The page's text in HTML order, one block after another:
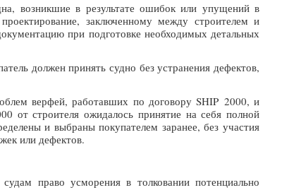
возникшие в результате ошибок или упущений в
заключенному между строителем и
при подготовке необходимых детальных
должен принять судно без устранения дефектов,
верфей, работавших по договору SHIP 2000, и
от строителя ожидалось принятие на себя полной
и выбраны покупателем заранее, без участия
или дефектов.
право усморения в толковании потенциально